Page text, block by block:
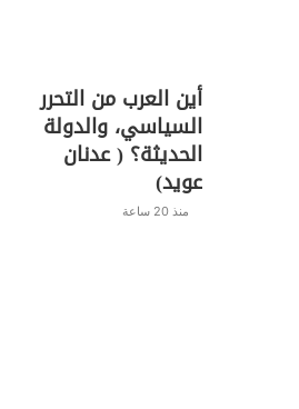
أين العرب من التحرر
السياسي، والدولة
الحديثة؟ ( عدنان
عويد)
منذ 20 ساعة